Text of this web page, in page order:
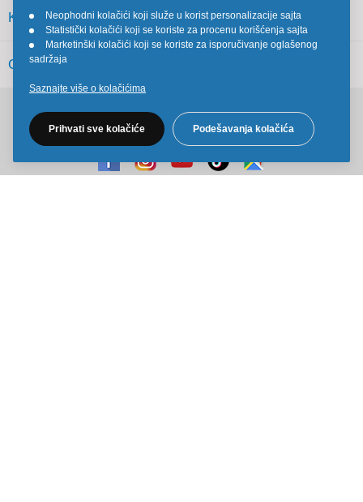
KORISNIČKI SERVIS
OSTALO
•
Neophodni kolačići koji služe u korist personalizacije sajta
•
Statistički kolačići koji se koriste za procenu korišćenja sajta
•
Marketinški kolačići koji se koriste za isporučivanje oglašenog
sadržaja
Saznajte više o kolačićima
Prihvati sve kolačiće Podešavanja kolačića
Pratite nas na društvenim mrežama